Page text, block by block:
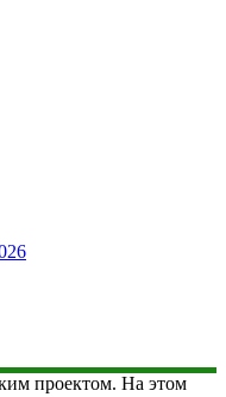
проектом. На этом